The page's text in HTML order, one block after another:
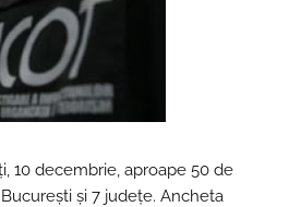
10 decembrie, aproape 50 de
și 7 județe. Ancheta